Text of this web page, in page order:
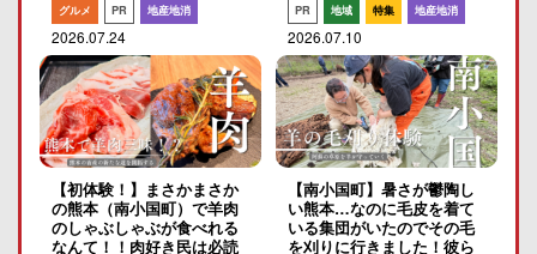
グルメ PR 地産地消
2026.07.24
PR 地域 特集 地産地消
2026.07.10
【初体験！】まさかまさか
の熊本（南小国町）で羊肉
のしゃぶしゃぶが食べれる
なんて！！肉好き民は必読
【南小国町】暑さが鬱陶し
い熊本…なのに毛皮を着て
いる集団がいたのでその毛
を刈りに行きました！彼ら